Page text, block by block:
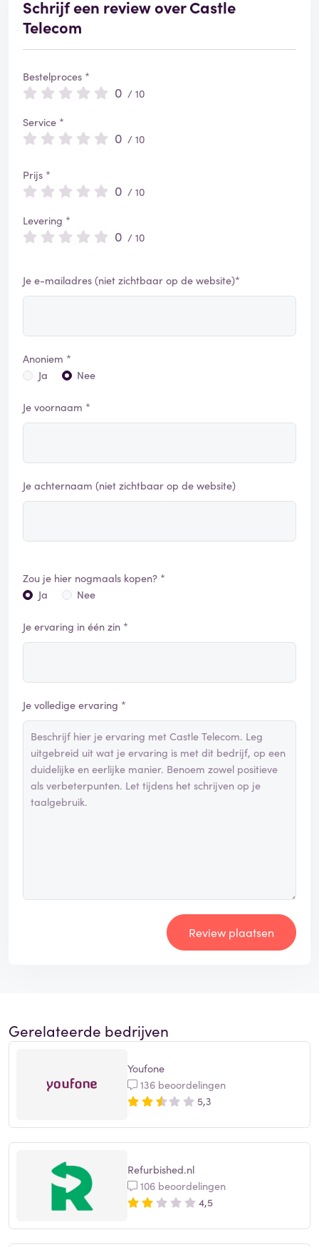
Schrijf een review over Castle
Telecom
Bestelproces *
0 / 10
Service *
0 / 10
Prijs *
0 / 10
Levering *
0 / 10
Je e-mailadres (niet zichtbaar op de website)*
Anoniem *
Ja
Nee
Je voornaam *
Je achternaam (niet zichtbaar op de website)
Zou je hier nogmaals kopen? *
Ja
Nee
Je ervaring in één zin *
Je volledige ervaring *
Review plaatsen
Gerelateerde bedrijven
Youfone
136 beoordelingen
5,3
Refurbished.nl
106 beoordelingen
4,5